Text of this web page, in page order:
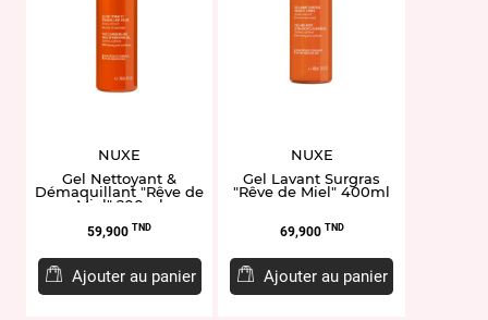
NUXE
Gel Nettoyant &
Démaquillant "Rêve de
Miel" 200ml
Prix
59,900 TND
Ajouter au panier
NUXE
Gel Lavant Surgras
"Rêve de Miel" 400ml
Prix
69,900 TND
Ajouter au panier